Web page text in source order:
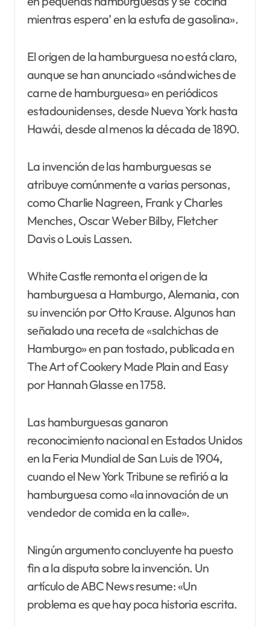
mientras espera’ en la estufa de gasolina».
El origen de la hamburguesa no está claro,
aunque se han anunciado «sándwiches de
carne de hamburguesa» en periódicos
estadounidenses, desde Nueva York hasta
Hawái, desde al menos la década de 1890.
La invención de las hamburguesas se
atribuye comúnmente a varias personas,
como Charlie Nagreen, Frank y Charles
Menches, Oscar Weber Bilby, Fletcher
Davis o Louis Lassen.
White Castle remonta el origen de la
hamburguesa a Hamburgo, Alemania, con
su invención por Otto Krause. Algunos han
señalado una receta de «salchichas de
Hamburgo» en pan tostado, publicada en
The Art of Cookery Made Plain and Easy
por Hannah Glasse en 1758.
Las hamburguesas ganaron
reconocimiento nacional en Estados Unidos
en la Feria Mundial de San Luis de 1904,
cuando el New York Tribune se refirió a la
hamburguesa como «la innovación de un
vendedor de comida en la calle».
Ningún argumento concluyente ha puesto
fin a la disputa sobre la invención. Un
artículo de ABC News resume: «Un
problema es que hay poca historia escrita.